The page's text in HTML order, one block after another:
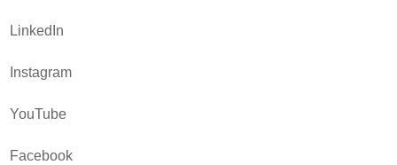
LinkedIn
Instagram
YouTube
Facebook